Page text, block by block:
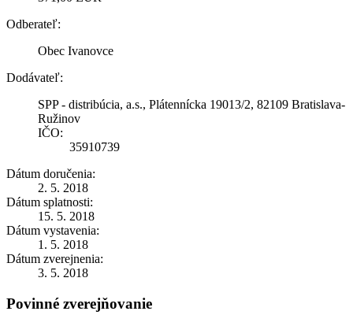
Odberateľ:
Obec Ivanovce
Dodávateľ:
SPP - distribúcia, a.s., Plátennícka 19013/2, 82109 Bratislava-
Ružinov
IČO:
35910739
Dátum doručenia:
2. 5. 2018
Dátum splatnosti:
15. 5. 2018
Dátum vystavenia:
1. 5. 2018
Dátum zverejnenia:
3. 5. 2018
Povinné zverejňovanie